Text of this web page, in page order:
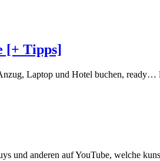
[+ Tipps]
Laptop und Hotel buchen,
und anderen auf YouTube, welche